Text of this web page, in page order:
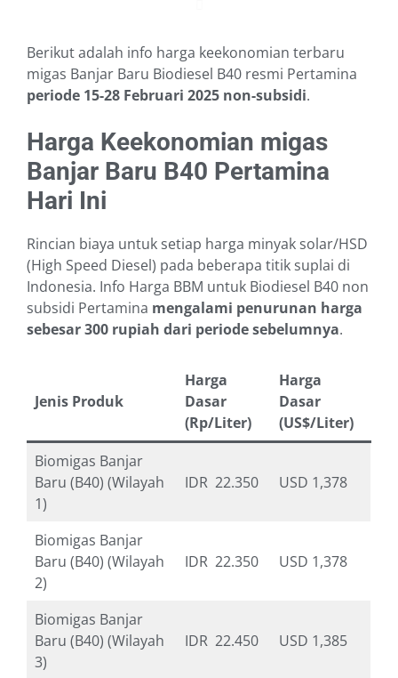
Berikut adalah info harga keekonomian terbaru
migas Banjar Baru Biodiesel B40 resmi Pertamina
periode 15-28 Februari 2025 non-subsidi.
Harga Keekonomian migas
Banjar Baru B40 Pertamina
Hari Ini
Rincian biaya untuk setiap harga minyak solar/HSD
(High Speed Diesel) pada beberapa titik suplai di
Indonesia. Info Harga BBM untuk Biodiesel B40 non
subsidi Pertamina mengalami penurunan harga
sebesar 300 rupiah dari periode sebelumnya.
Jenis Produk
Harga
Dasar
(Rp/Liter)
Harga
Dasar
(US$/Liter)
Biomigas Banjar
Baru (B40) (Wilayah
1)
IDR 22.350 USD 1,378
Biomigas Banjar
Baru (B40) (Wilayah
2)
IDR 22.350 USD 1,378
Biomigas Banjar
Baru (B40) (Wilayah
3)
IDR 22.450 USD 1,385